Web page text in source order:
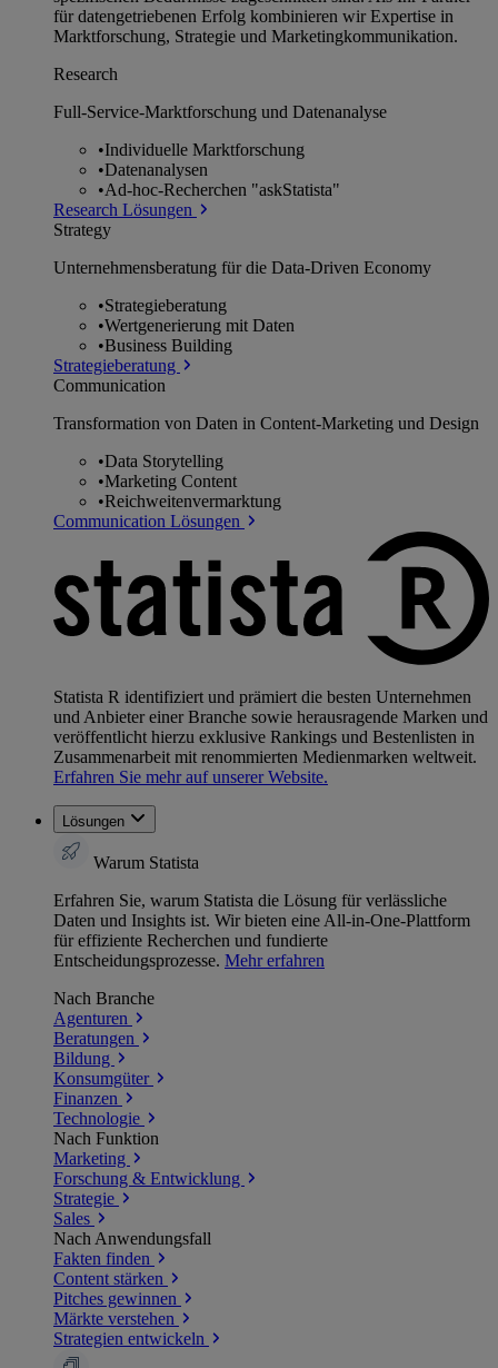
für datengetriebenen Erfolg kombinieren wir Expertise in
Marktforschung, Strategie und Marketingkommunikation.
Research
Full-Service-Marktforschung und Datenanalyse
•Individuelle Marktforschung
•Datenanalysen
•Ad-hoc-Recherchen "askStatista"
Research Lösungen
Strategy
Unternehmens­beratung für die Data-Driven Economy
•Strategieberatung
•Wertgenerierung mit Daten
•Business Building
Strategieberatung
Communication
Transformation von Daten in Content-Marketing und Design
•Data Storytelling
•Marketing Content
•Reichweitenvermarktung
Communication Lösungen
Statista R identifiziert und prämiert die besten Unternehmen
und Anbieter einer Branche sowie herausragende Marken und
veröffentlicht hierzu exklusive Rankings und Bestenlisten in
Zusammenarbeit mit renommierten Medienmarken weltweit.
Erfahren Sie mehr auf unserer Website.
Lösungen
Warum Statista
Erfahren Sie, warum Statista die Lösung für verlässliche
Daten und Insights ist. Wir bieten eine All-in-One-Plattform
für effiziente Recherchen und fundierte
Entscheidungsprozesse. Mehr erfahren
Nach Branche
Agenturen
Beratungen
Bildung
Konsumgüter
Finanzen
Technologie
Nach Funktion
Marketing
Forschung & Entwicklung
Strategie
Sales
Nach Anwendungsfall
Fakten finden
Content stärken
Pitches gewinnen
Märkte verstehen
Strategien entwickeln